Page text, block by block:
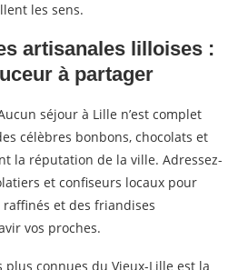
les sens.
artisanales lilloises :
à partager
séjour à Lille n’est complet
célèbres bonbons, chocolats et
la réputation de la ville. Adressez-
et confiseurs locaux pour
et des friandises
vos proches.
plus connues du Vieux-Lille est la